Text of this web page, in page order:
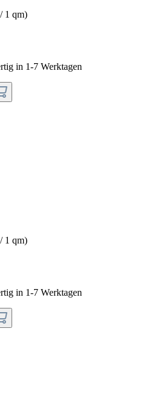
1 qm)
in 1-7 Werktagen
1 qm)
in 1-7 Werktagen